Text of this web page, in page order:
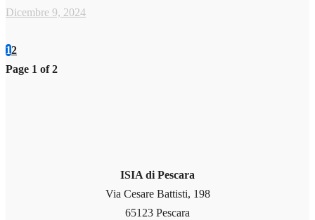
Dicembre 9, 2024
12
Page 1 of 2
ISIA di Pescara
Via Cesare Battisti, 198
65123 Pescara